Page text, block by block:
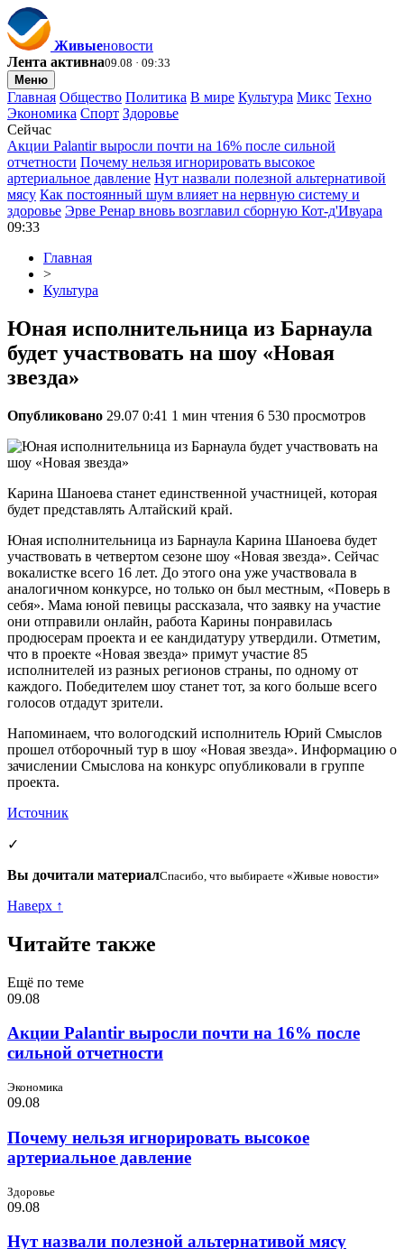
Живыеновости
Лента активна09.08 · 09:33
Меню
Главная Общество Политика В мире Культура Микс Техно
Экономика Спорт Здоровье
Сейчас
Акции Palantir выросли почти на 16% после сильной
отчетности Почему нельзя игнорировать высокое
артериальное давление Нут назвали полезной альтернативой
мясу Как постоянный шум влияет на нервную систему и
здоровье Эрве Ренар вновь возглавил сборную Кот-д'Ивуара
09:33
Главная
>
Культура
Юная исполнительница из Барнаула
будет участвовать на шоу «Новая
звезда»
Опубликовано 29.07 0:41 1 мин чтения 6 530 просмотров
Карина Шаноева станет единственной участницей, которая
будет представлять Алтайский край.
Юная исполнительница из Барнаула Карина Шаноева будет
участвовать в четвертом сезоне шоу «Новая звезда». Сейчас
вокалистке всего 16 лет. До этого она уже участвовала в
аналогичном конкурсе, но только он был местным, «Поверь в
себя». Мама юной певицы рассказала, что заявку на участие
они отправили онлайн, работа Карины понравилась
продюсерам проекта и ее кандидатуру утвердили. Отметим,
что в проекте «Новая звезда» примут участие 85
исполнителей из разных регионов страны, по одному от
каждого. Победителем шоу станет тот, за кого больше всего
голосов отдадут зрители.
Напоминаем, что вологодский исполнитель Юрий Смыслов
прошел отборочный тур в шоу «Новая звезда». Информацию о
зачислении Смыслова на конкурс опубликовали в группе
проекта.
Источник
✓
Вы дочитали материалСпасибо, что выбираете «Живые новости»
Наверх ↑
Читайте также
Ещё по теме
09.08
Акции Palantir выросли почти на 16% после
сильной отчетности
Экономика
09.08
Почему нельзя игнорировать высокое
артериальное давление
Здоровье
09.08
Нут назвали полезной альтернативой мясу